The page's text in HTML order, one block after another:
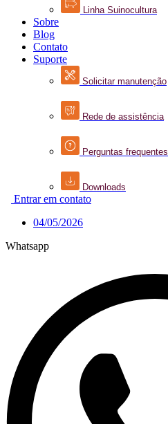
Linha Suinocultura
Sobre
Blog
Contato
Suporte
Solicitar manutenção
Rede de assistência
Perguntas frequentes
Downloads
Entrar em contato
04/05/2026
Whatsapp